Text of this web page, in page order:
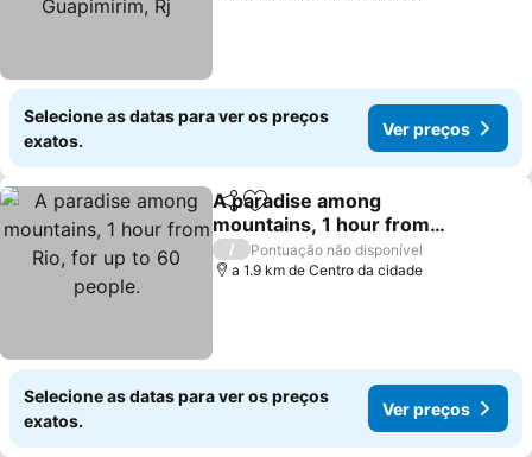
Selecione as datas para ver os preços
exatos.
Ver preços
PartilharAdicionar aos favoritos
A paradise among
mountains, 1 hour from
Rio, for up to 60 people.
/
Pontuação não disponível
a 1.9 km de Centro da cidade
Selecione as datas para ver os preços
exatos.
Ver preços